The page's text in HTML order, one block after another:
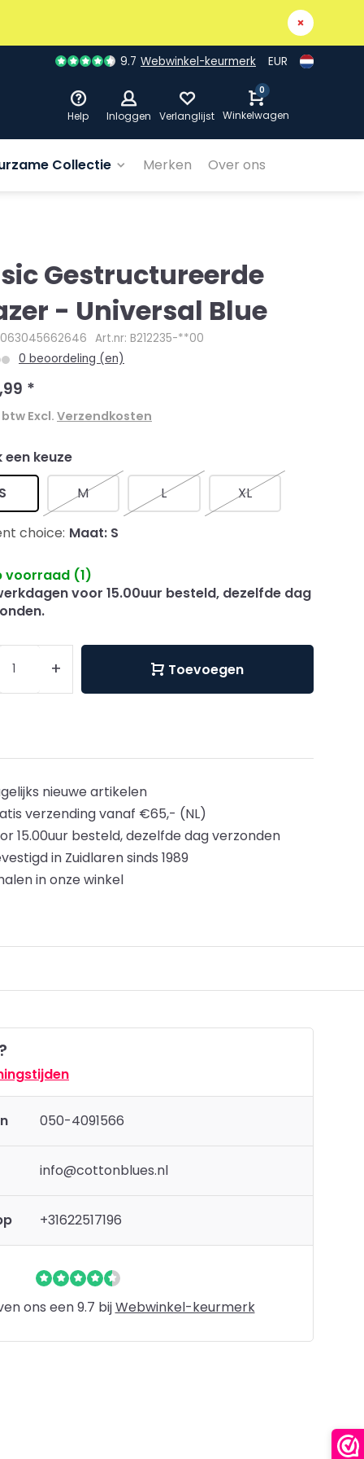
9.7 Webwinkel-keurmerk EUR
Help Inloggen Verlanglijst
0
Winkelwagen
Collectie Merken Over ons
Gestructureerde
- Universal Blue
Art.nr: B212235-**00
0 beoordeling (en)
*
Excl. Verzendkosten
een keuze
M L XL
choice: Maat: S
voorraad (1)
voor 15.00uur besteld, dezelfde dag
+ Toevoegen
nieuwe artikelen
verzending vanaf €65,- (NL)
15.00uur besteld, dezelfde dag verzonden
in Zuidlaren sinds 1989
in onze winkel
050-4091566
info@cottonblues.nl
+31622517196
ons een 9.7 bijWebwinkel-keurmerk